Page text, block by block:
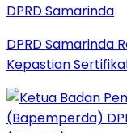
DPRD Samarinda
DPRD Samarinda
Kepastian